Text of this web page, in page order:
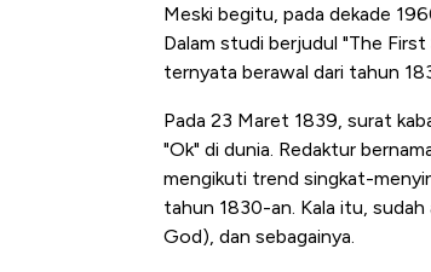
Meski begitu, pada dekade
Dalam studi berjudul "The
ternyata berawal dari tahun
Pada 23 Maret 1839, surat
"Ok" di dunia. Redaktur
mengikuti trend singkat-
tahun 1830-an. Kala itu,
God), dan sebagainya.